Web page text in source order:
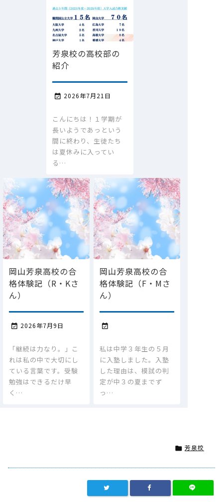
芳泉校の高校部の
紹介
 2026年7月21日
こんにちは！１学期が
長いようであっという
間に終わり、生徒たち
は夏休みに入ってい
る…
岡山芳泉高校の合
格体験記（R・Kさ
ん）
 2026年7月9日
「継続は力なり。」こ
れは私の中で大切にし
ている言葉です。受験
勉強はできるだけ早
く…
岡山芳泉高校の合
格体験記（F・Mさ
ん）

私は中学３年生の５月
に入塾しました。入塾
した理由は、模試の判
定が中３の夏までず
っ…
 芳泉校